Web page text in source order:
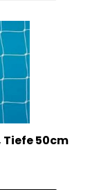
50cm